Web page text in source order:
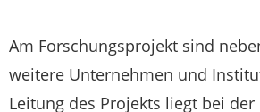
Am Forschungsprojekt sind
weitere Unternehmen und
Leitung des Projekts liegt bei der